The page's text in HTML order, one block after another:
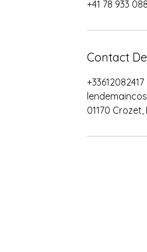
+41 78 933
Contact
+33612082417
01170